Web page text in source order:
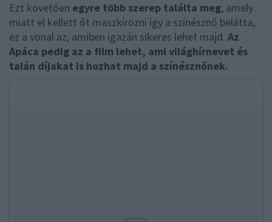
Ezt követően egyre több szerep találta meg, amely
miatt el kellett őt maszkírozni így a színésznő belátta,
ez a vonal az, amiben igazán sikeres lehet majd. Az
Apáca pedig az a film lehet, ami világhírnevet és
talán díjakat is hozhat majd a színésznőnek.